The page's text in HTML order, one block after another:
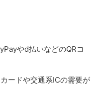
ンなら無料で、楽天
スです。
やd払いなどのQRコ
ードや交通系ICの需要が